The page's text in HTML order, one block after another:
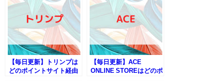
【毎日更新】トリンプは
どのポイントサイト経由
【毎日更新】ACE
ONLINE STOREはどのポ